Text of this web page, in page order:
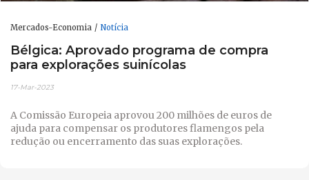
Mercados-Economia Notícia
Bélgica: Aprovado programa de compra
para explorações suinícolas
17-Mar-2023
A Comissão Europeia aprovou 200 milhões de euros de
ajuda para compensar os produtores flamengos pela
redução ou encerramento das suas explorações.